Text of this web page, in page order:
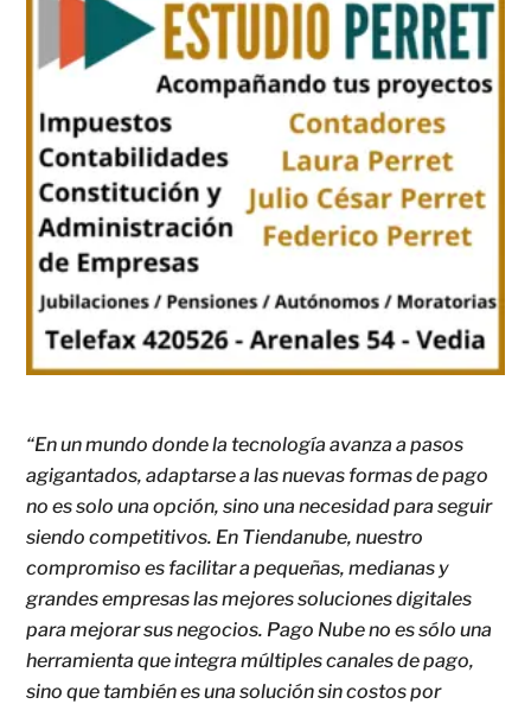
“En un mundo donde la tecnología avanza a pasos
agigantados, adaptarse a las nuevas formas de pago
no es solo una opción, sino una necesidad para seguir
siendo competitivos. En Tiendanube, nuestro
compromiso es facilitar a pequeñas, medianas y
grandes empresas las mejores soluciones digitales
para mejorar sus negocios. Pago Nube no es sólo una
herramienta que integra múltiples canales de pago,
sino que también es una solución sin costos por